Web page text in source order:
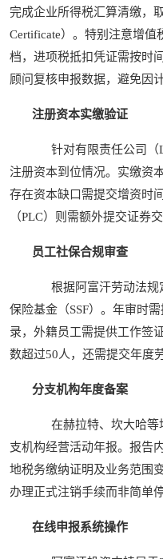
完成企业所得税汇算清缴，
Certificate）。特别注意增值
档，进项税抵扣凭证需按时
顾问复核申报数据，避免因
注册资本实缴验证
针对有限责任公司（
注册资本到位情况。实缴资
存在资本缺口需提交增资时
（PLC）则需额外提交证券
员工社保合规审查
根据阿富汗劳动法规
保险基金（SSF）。年审时
录，外籍员工需提供工作签
数超过50人，还需提交年度
分支机构年度备案
在赫拉特、坎大哈等
支机构经营活动年报。报告
地税务缴纳证明及业务范围
办理正式注销手续而非简单
在线申报系统操作